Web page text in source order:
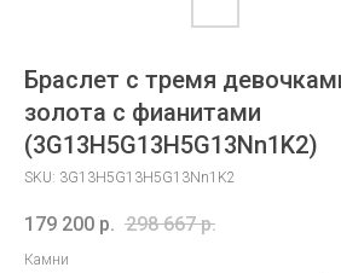
Браслет с тремя
золота с фианитами
(3G13H5G13H5G13Nn1K2)
SKU: 3G13H5G13H5G13Nn1K2
179 200 р. 298 667 р.
Камни